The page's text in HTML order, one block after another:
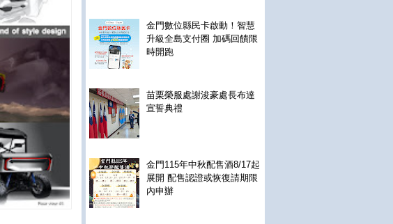
金門數位縣民卡啟動！智慧
升級全島支付圈 加碼回饋限
時開跑
苗栗榮服處謝浚豪處長布達
宣誓典禮
金門115年中秋配售酒8/17起
展開 配售認證或恢復請期限
內申辦